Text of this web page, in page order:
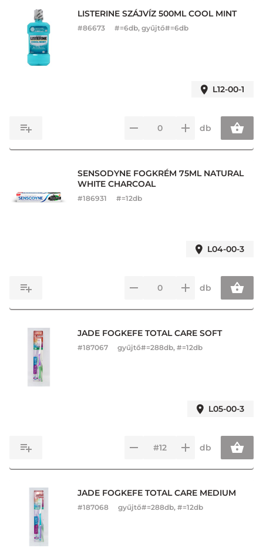
LISTERINE SZÁJVÍZ 500ML COOL MINT
#86673 #=6db, gyűjtő#=6db
L12-00-1
db
SENSODYNE FOGKRÉM 75ML NATURAL
WHITE CHARCOAL
#186931 #=12db
L04-00-3
db
JADE FOGKEFE TOTAL CARE SOFT
#187067 gyűjtő#=288db, #=12db
L05-00-3
db
JADE FOGKEFE TOTAL CARE MEDIUM
#187068 gyűjtő#=288db, #=12db